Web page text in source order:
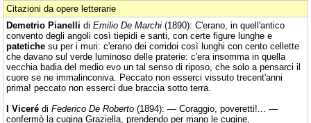
Citazioni da opere letterarie
Demetrio Pianelli di Emilio De Marchi (1890): C'erano, in quell'antico
convento degli angoli così tiepidi e santi, con certe figure lunghe e
patetiche su per i muri: c'erano dei corridoi così lunghi con cento cellette
che davano sul verde luminoso delle praterie: c'era insomma in quella
vecchia badia del medio evo un tal senso di riposo, che solo a pensarci il
cuore se ne immalinconiva. Peccato non esserci vissuto trecent'anni
prima! peccato non esserci due braccia sotto terra.
I Viceré di Federico De Roberto (1894): ― Coraggio, poveretti!... ―
confermò la cugina Graziella, prendendo per mano le cugine,